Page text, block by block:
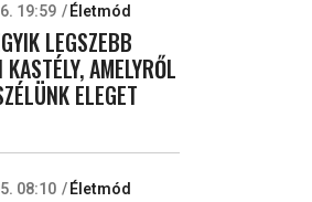
19:59 Életmód
LEGSZEBB
AMELYRŐL
ELEGET
08:10 Életmód